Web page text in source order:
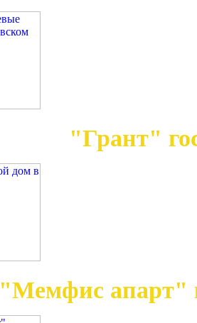
"Грант"
"Мемфис апарт"